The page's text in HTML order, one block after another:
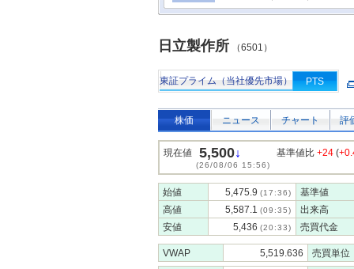
日立製作所 （6501）
東証プライム（当社優先市場） PTS
株価 ニュース チャート 評
現在値 5,500↓
(26/08/06 15:56)
基準値比 +24 (
始値 5,475.9 (17:36)
基準値
高値
5,587.1 (09:35)
出来高
安値
5,436 (20:33) 売買代金
VWAP 5,519.636 売買単位